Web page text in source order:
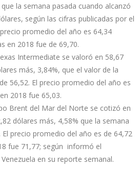
la semana pasada cuando alcanzó
según las cifras publicadas por el
promedio del año es 64,34
en 2018 fue de 69,70.
Intermediate se valoró en 58,67
más, 3,84%, que el valor de la
56,52. El precio promedio del año es
2018 fue 65,03.
Brent del Mar del Norte se cotizó en
dólares más, 4,58% que la semana
precio promedio del año es de 64,72
fue 71,77; según informó el
en su reporte semanal.